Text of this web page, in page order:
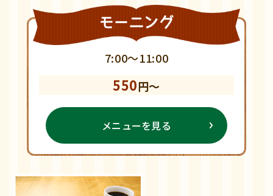
モーニング
7:00～11:00
550円～
メニューを見る